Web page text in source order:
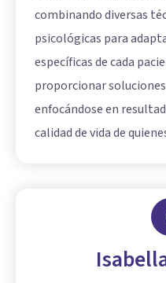
combinando diversas
psicológicas para
específicas de cada
proporcionar
enfocándose en
calidad de vida de